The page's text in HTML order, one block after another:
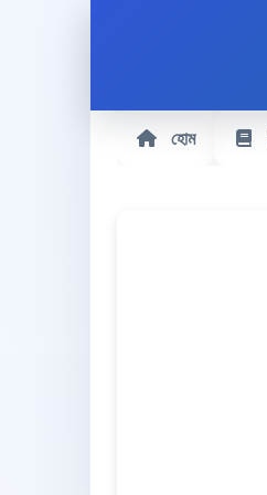
হোম